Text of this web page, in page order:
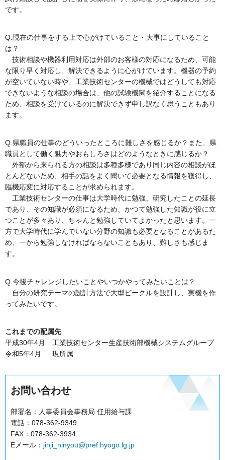
です。
Q.現在の仕事をする上で心がけていること・大事にしていること
は？
技術相談や機器利用対応は外部のお客様の対応になるため、可能
な限り早く対応し、解決できるように心がけています。機器の予約
が空いていない時や、工業技術センターの機械ではどうしても対応
できないような相談の場合は、他の試験機関を紹介することになる
ため、相談を受けているのに解決できず申し訳なく思うこともあり
ます。
Q.県職員の仕事のどういったところに難しさを感じるか？また、県
職員として働く魅力やおもしろさはどのようなときに感じるか？
外部から来られる方の相談は多種多様であり同じ内容の相談がほ
とんどないため、相手の話をよく聞いて必要となる情報を獲得し、
臨機応変に対応することが求められます。
工業技術センターの仕事は大学時代に勉強、研究したことの延長
であり、その知識が必須になるため、かつて勉強した知識が役に立
つことが多々あり、ちゃんと勉強していてよかったと思います。一
方で大学時代に学んでいない分野の知識も必要となることがあるた
め、一から勉強しなければならないこともあり、難しさも感じま
す。
Q.今後チャレンジしたいことやいつかやってみたいことは？
自分の研究テーマの設計方法で大型ビークルを設計し、実機を作
ってみたいです。
これまでの配属先
平成30年4月 工業技術センター生産技術部機械システムグループ
令和5年4月 現所属
お問い合わせ
部署名：人事委員会事務局 任用給与課
電話：078-362-9349
FAX：078-362-3934
Eメール： jinji_ninyou@pref.hyogo.lg.jp